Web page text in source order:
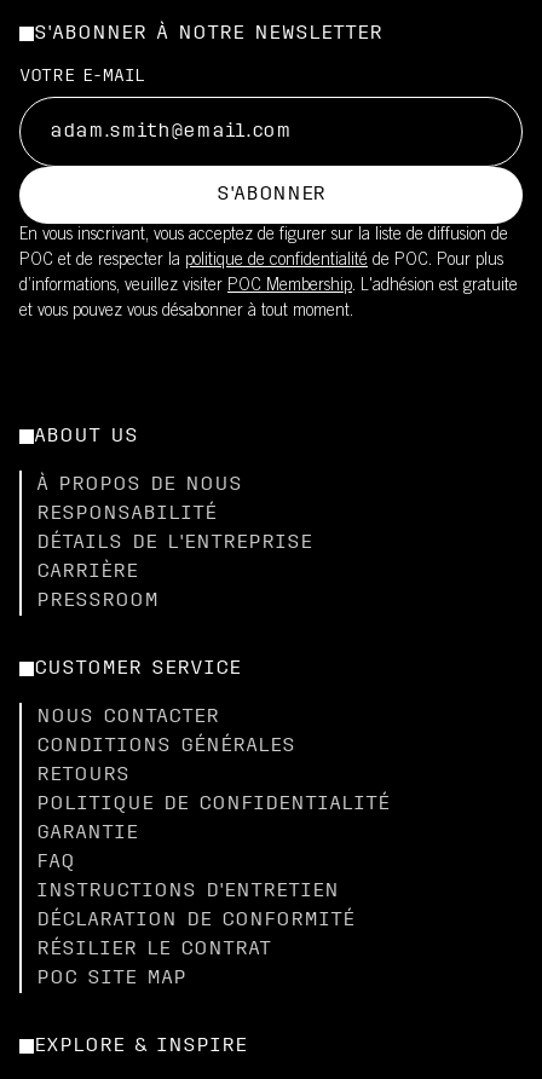
S'ABONNER À NOTRE NEWSLETTER
VOTRE E-MAIL
S'ABONNER
En vous inscrivant, vous acceptez de figurer sur la liste de diffusion de
POC et de respecter la politique de confidentialité de POC. Pour plus
d’informations, veuillez visiter POC Membership. L'adhésion est gratuite
et vous pouvez vous désabonner à tout moment.
ABOUT US
À PROPOS DE NOUS
RESPONSABILITÉ
DÉTAILS DE L'ENTREPRISE
CARRIÈRE
PRESSROOM
CUSTOMER SERVICE
NOUS CONTACTER
CONDITIONS GÉNÉRALES
RETOURS
POLITIQUE DE CONFIDENTIALITÉ
GARANTIE
FAQ
INSTRUCTIONS D'ENTRETIEN
DÉCLARATION DE CONFORMITÉ
RÉSILIER LE CONTRAT
POC SITE MAP
EXPLORE & INSPIRE